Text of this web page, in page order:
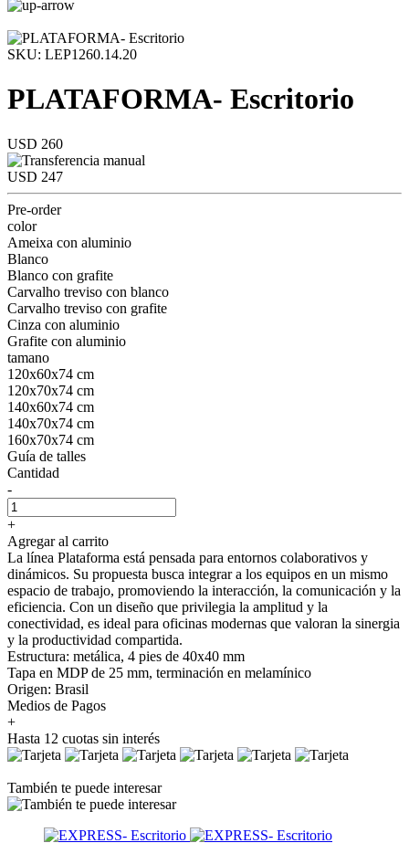
SKU: LEP1260.14.20
PLATAFORMA- Escritorio
USD 260
USD 247
Pre-order
color
Ameixa con aluminio
Blanco
Blanco con grafite
Carvalho treviso con blanco
Carvalho treviso con grafite
Cinza con aluminio
Grafite con aluminio
tamano
120x60x74 cm
120x70x74 cm
140x60x74 cm
140x70x74 cm
160x70x74 cm
Guía de talles
Cantidad
-
+
Agregar al carrito
La línea Plataforma está pensada para entornos colaborativos y
dinámicos. Su propuesta busca integrar a los equipos en un mismo
espacio de trabajo, promoviendo la interacción, la comunicación y la
eficiencia. Con un diseño que privilegia la amplitud y la
conectividad, es ideal para oficinas modernas que valoran la sinergia
y la productividad compartida.
Estructura: metálica, 4 pies de 40x40 mm
Tapa en MDP de 25 mm, terminación en melamínico
Origen: Brasil
Medios de Pagos
+
Hasta 12 cuotas sin interés
También te puede interesar